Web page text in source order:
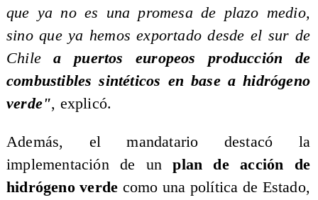
que ya no es una promesa de plazo medio,
sino que ya hemos exportado desde el sur de
Chilea puertos europeos producción de
combustibles sintéticos en base a hidrógeno
verde", explicó.
Además, el mandatario destacó la
implementación de unplan de acción de
hidrógeno verde como una política de Estado,